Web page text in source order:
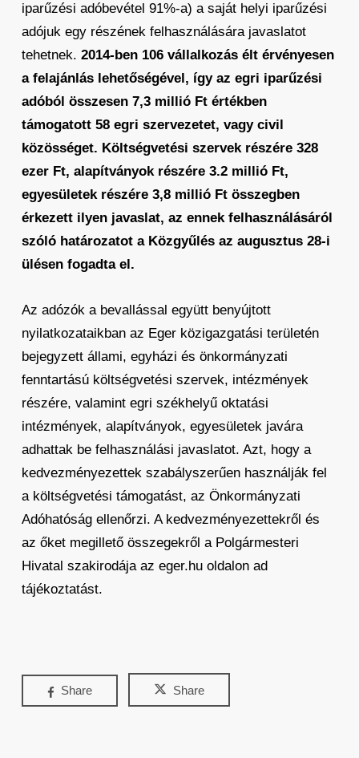
iparűzési adóbevétel 91%-a) a saját helyi iparűzési
adójuk egy részének felhasználására javaslatot
tehetnek. 2014-ben 106 vállalkozás élt érvényesen
a felajánlás lehetőségével, így az egri iparűzési
adóból összesen 7,3 millió Ft értékben
támogatott 58 egri szervezetet, vagy civil
közösséget. Költségvetési szervek részére 328
ezer Ft, alapítványok részére 3.2 millió Ft,
egyesületek részére 3,8 millió Ft összegben
érkezett ilyen javaslat, az ennek felhasználásáról
szóló határozatot a Közgyűlés az augusztus 28-i
ülésen fogadta el.
Az adózók a bevallással együtt benyújtott
nyilatkozataikban az Eger közigazgatási területén
bejegyzett állami, egyházi és önkormányzati
fenntartású költségvetési szervek, intézmények
részére, valamint egri székhelyű oktatási
intézmények, alapítványok, egyesületek javára
adhattak be felhasználási javaslatot. Azt, hogy a
kedvezményezettek szabályszerűen használják fel
a költségvetési támogatást, az Önkormányzati
Adóhatóság ellenőrzi. A kedvezményezettekről és
az őket megillető összegekről a Polgármesteri
Hivatal szakirodája az eger.hu oldalon ad
tájékoztatást.
Share Share